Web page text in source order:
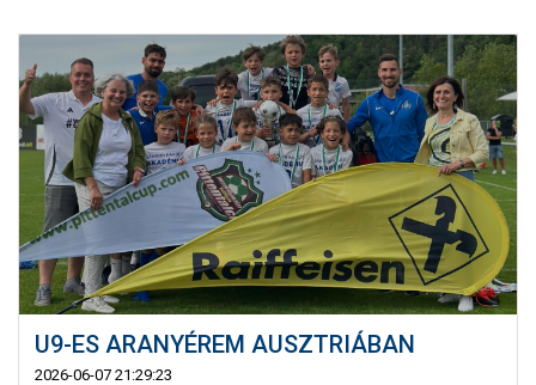
MÉRKŐZÉSEK
GALÉRIA
JELENTKEZÉS
SZURKOLÓI ÉLMÉNYEK
VEZETŐSÉG
U9-ES ARANYÉREM AUSZTRIÁBAN
2026-06-07 21:29:23